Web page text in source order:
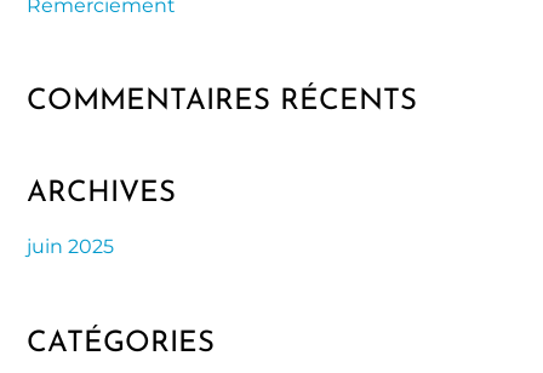
Remerciement
COMMENTAIRES RÉCENTS
ARCHIVES
juin 2025
CATÉGORIES